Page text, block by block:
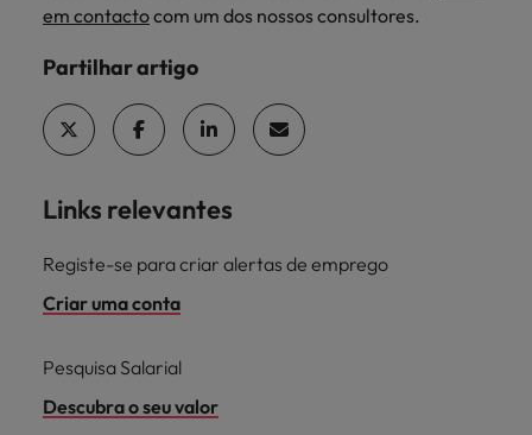
em contactocom um dos nossos consultores.
Partilhar artigo
Links relevantes
Registe-se para criar alertas de emprego
Criar uma conta
Pesquisa Salarial
Descubra o seu valor